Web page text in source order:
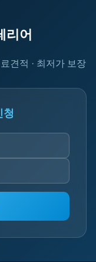
리어
견적 · 최저가 보장
청